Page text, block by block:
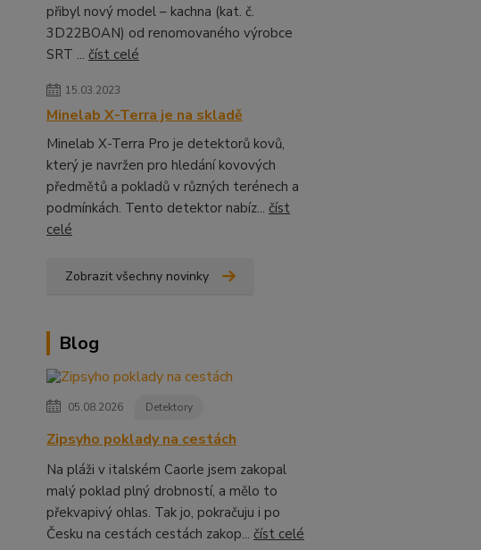
přibyl nový model – kachna (kat. č.
3D22BOAN) od renomovaného výrobce
SRT ... číst celé
15.03.2023
Minelab X-Terra je na skladě
Minelab X-Terra Pro je detektorů kovů,
který je navržen pro hledání kovových
předmětů a pokladů v různých terénech a
podmínkách. Tento detektor nabíz... číst
celé
Zobrazit všechny novinky
Blog
05.08.2026 Detektory
Zipsyho poklady na cestách
Na pláži v italském Caorle jsem zakopal
malý poklad plný drobností, a mělo to
překvapivý ohlas. Tak jo, pokračuju i po
Česku na cestách cestách zakop... číst celé